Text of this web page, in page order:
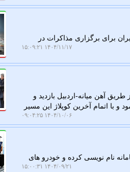
برای برگزاری مذاکرات در
۱۴۰۴/۱۱/۱۷ ۱۵:۰۹:۲۱
آهن میانه-اردبیل بازدید و
به طول حدود ۱۷۵ کیلومتر را اعلام نمود و با اتمام آخرین کوپلاژ این مسیر
۱۴۰۴/۱۰/۰۶ ۰۹:۰۴:۲۵
نام نویسی کرده و خودرو های
۱۴۰۴/۰۹/۲۱ ۱۵:۰۰:۳۱